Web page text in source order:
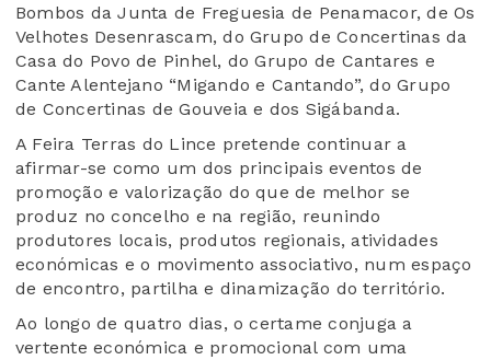
Bombos da Junta de Freguesia de Penamacor, de Os
Velhotes Desenrascam, do Grupo de Concertinas da
Casa do Povo de Pinhel, do Grupo de Cantares e
Cante Alentejano “Migando e Cantando”, do Grupo
de Concertinas de Gouveia e dos Sigábanda.
A Feira Terras do Lince pretende continuar a
afirmar-se como um dos principais eventos de
promoção e valorização do que de melhor se
produz no concelho e na região, reunindo
produtores locais, produtos regionais, atividades
económicas e o movimento associativo, num espaço
de encontro, partilha e dinamização do território.
Ao longo de quatro dias, o certame conjuga a
vertente económica e promocional com uma